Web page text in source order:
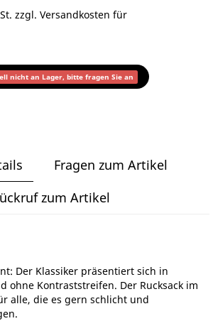
zzgl. Versandkosten für
nicht an Lager, bitte fragen Sie an
Fragen zum Artikel
zum Artikel
Der Klassiker präsentiert sich in
ohne Kontraststreifen. Der Rucksack im
alle, die es gern schlicht und